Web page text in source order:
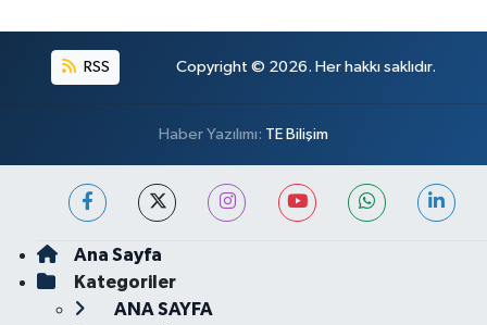
RSS Copyright © 2026. Her hakkı saklıdır.
Haber Yazılımı: TE Bilişim
Ana Sayfa
Kategoriler
ANA SAYFA